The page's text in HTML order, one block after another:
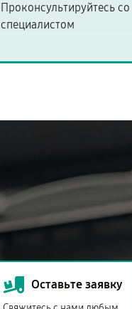
Проконсультируйтесь со
специалистом
Оставьте заявку